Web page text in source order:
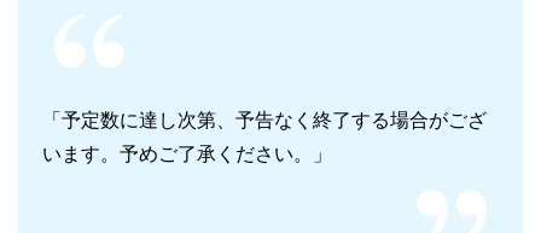
「予定数に達し次第、予告なく終了する場合がござ
います。予めご了承ください。」